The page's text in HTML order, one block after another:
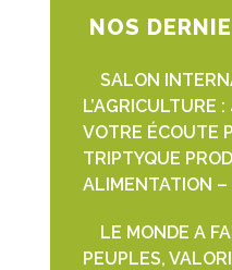
NOS
SALON
L’AGRICULTURE
VOTRE ÉCOUTE
TRIPTYQUE
ALIMENTATION –
LE MONDE A
PEUPLES,